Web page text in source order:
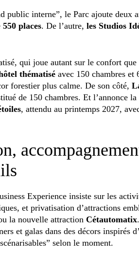
public interne”, le Parc ajoute deux
550 places. De l’autre, les Studios
qui joue autant sur le confort
thématisé avec 150 chambres et
forestier plus calme. De son côté,
de 150 chambres. Et l’annonce
, attendu au printemps 2027,
Experience insiste sur les
et privatisation d’attractions
la nouvelle attraction Cétautomatix
et galas dans des décors inspirés
selon le moment.